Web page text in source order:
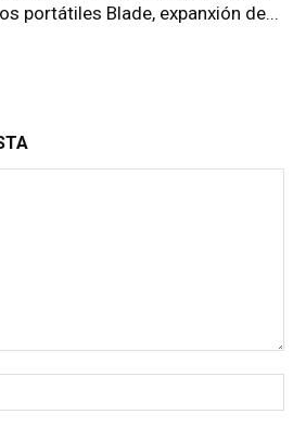
portátiles Blade, expanxión de...